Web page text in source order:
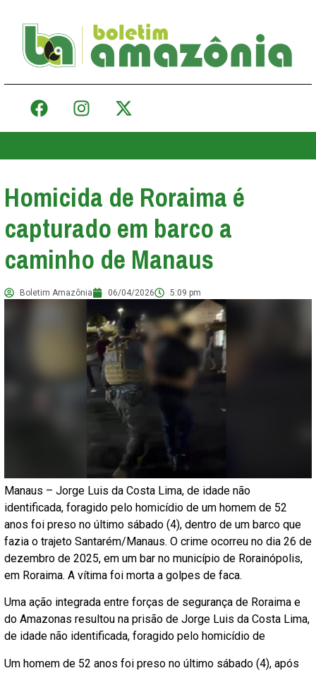
Homicida de Roraima é
capturado em barco a
caminho de Manaus
Boletim Amazônia 06/04/2026 5:09 pm
Manaus – Jorge Luis da Costa Lima, de idade não
identificada, foragido pelo homicídio de um homem de 52
anos foi preso no último sábado (4), dentro de um barco que
fazia o trajeto Santarém/Manaus. O crime ocorreu no dia 26 de
dezembro de 2025, em um bar no município de Rorainópolis,
em Roraima. A vítima foi morta a golpes de faca.
Uma ação integrada entre forças de segurança de Roraima e
do Amazonas resultou na prisão de Jorge Luis da Costa Lima,
de idade não identificada, foragido pelo homicídio de
Um homem de 52 anos foi preso no último sábado (4), após